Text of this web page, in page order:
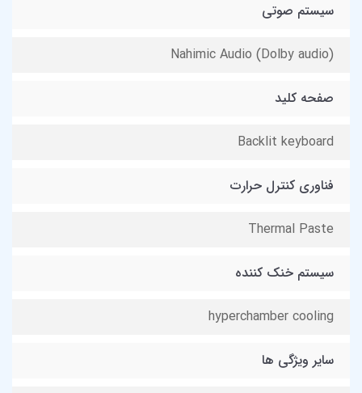
سیستم صوتی
(Dolby audio) Nahimic Audio
صفحه کلید
Backlit keyboard
فناوری کنترل حرارت
Thermal Paste
سیستم خنک کننده
hyperchamber cooling
سایر ویژگی ها